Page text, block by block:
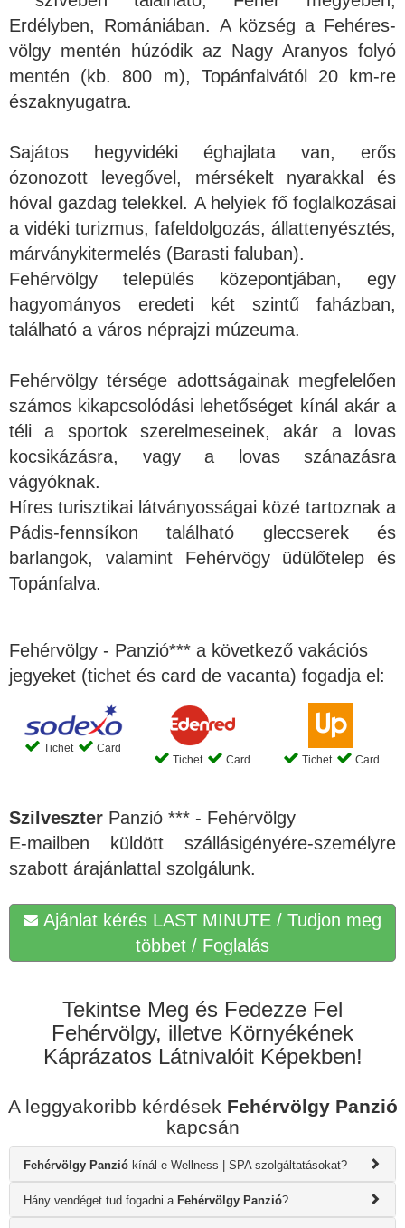
Erdélyben, Romániában. A község a Fehéres-
völgy mentén húzódik az Nagy Aranyos folyó
mentén (kb. 800 m), Topánfalvától 20 km-re
északnyugatra.
Sajátos hegyvidéki éghajlata van, erős
ózonozott levegővel, mérsékelt nyarakkal és
hóval gazdag telekkel. A helyiek fő foglalkozásai
a vidéki turizmus, fafeldolgozás, állattenyésztés,
márványkitermelés (Barasti faluban).
Fehérvölgy település közepontjában, egy
hagyományos eredeti két szintű faházban,
található a város néprajzi múzeuma.
Fehérvölgy térsége adottságainak megfelelően
számos kikapcsolódási lehetőséget kínál akár a
téli a sportok szerelmeseinek, akár a lovas
kocsikázásra, vagy a lovas szánazásra
vágyóknak.
Híres turisztikai látványosságai közé tartoznak a
Pádis-fennsíkon található gleccserek és
barlangok, valamint Fehérvögy üdülőtelep és
Topánfalva.
Fehérvölgy - Panzió*** a következő vakációs
jegyeket (tichet és card de vacanta) fogadja el:
Tichet
Card
Tichet
Card Tichet Card
Szilveszter Panzió *** - Fehérvölgy
E-mailben küldött szállásigényére-személyre
szabott árajánlattal szolgálunk.
Ajánlat kérés LAST MINUTE / Tudjon meg
többet / Foglalás
Tekintse Meg és Fedezze Fel
Fehérvölgy, illetve Környékének
Káprázatos Látnivalóit Képekben!
A leggyakoribb kérdések Fehérvölgy Panzió
kapcsán
Fehérvölgy Panzió kínál-e Wellness | SPA szolgáltatásokat?
Hány vendéget tud fogadni a Fehérvölgy Panzió?